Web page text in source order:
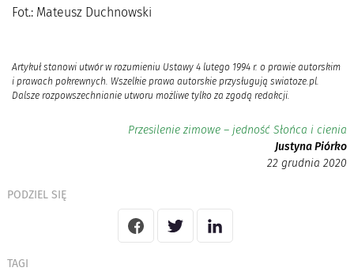
Fot.: Mateusz Duchnowski
Artykuł stanowi utwór w rozumieniu Ustawy 4 lutego 1994 r. o prawie autorskim
i prawach pokrewnych. Wszelkie prawa autorskie przysługują swiatoze.pl.
Dalsze rozpowszechnianie utworu możliwe tylko za zgodą redakcji.
Przesilenie zimowe – jedność Słońca i cienia
Justyna Piórko
22 grudnia 2020
PODZIEL SIĘ
TAGI